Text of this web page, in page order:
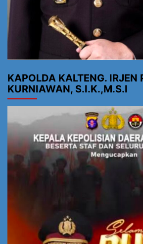
KAPOLDA KALTENG. IRJEN
KURNIAWAN, S.I.K.,M.S.I